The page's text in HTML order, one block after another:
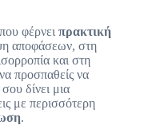
φέρνει πρακτική
αποφάσεων, στη
και στη
προσπαθείς να
δίνει μια
με περισσότερη
.